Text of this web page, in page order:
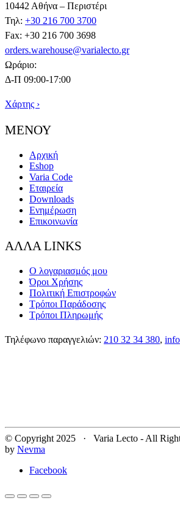
10442 Αθήνα – Περιστέρι
Τηλ: +30 216 700 3700
Fax: +30 216 700 3698
orders.warehouse@varialecto.gr
Ωράριο:
Δ-Π 09:00-17:00
Χάρτης ›
ΜΕΝΟΥ
Αρχική
Eshop
Varia Code
Εταιρεία
Downloads
Ενημέρωση
Επικοινωνία
ΑΛΛΑ LINKS
Ο λογαριασμός μου
Όροι Χρήσης
Πολιτική Επιστροφών
Τρόποι Παράδοσης
Τρόποι Πληρωμής
Τηλέφωνο παραγγελιών: 210 32 34 380,
© Copyright 2025 · Varia Lecto - All
by Nevma
Facebook